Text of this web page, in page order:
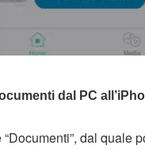
dal PC
dal quale